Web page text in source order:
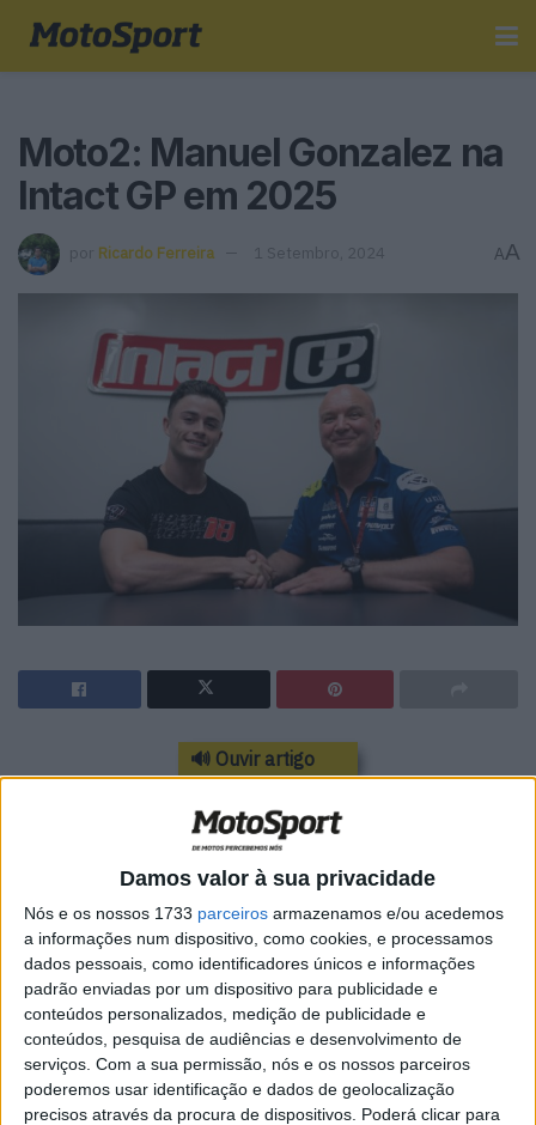
Damos valor à sua privacidade
Nós e os nossos 1733 parceiros armazenamos e/ou acedemos
a informações num dispositivo, como cookies, e processamos
dados pessoais, como identificadores únicos e informações
padrão enviadas por um dispositivo para publicidade e
conteúdos personalizados, medição de publicidade e
conteúdos, pesquisa de audiências e desenvolvimento de
serviços. Com a sua permissão, nós e os nossos parceiros
poderemos usar identificação e dados de geolocalização
precisos através da procura de dispositivos. Poderá clicar para
Moto2: Manuel Gonzalez na
Intact GP em 2025
por Ricardo Ferreira 1 Setembro, 2024 AA
🔊 Ouvir artigo
O espanhol Manuel enfrentará a quinta
temporada na classe intermédia, passando da
equipea italiana para a estrutura alemã.
Mudança de marcas e cores para Manuel González. O
actual piloto da equipa Gresini Racing, já comunicou o seu
futuro na Moto2. Conforme mencionado , o espanhol
nascido em Madrid em 4 de agosto de 2002, correrá pela
IntactGP, estrutura alemã patrocinada pela Liqui Moly.
A escrita “Husqvarna” que se destaca nas carenagens